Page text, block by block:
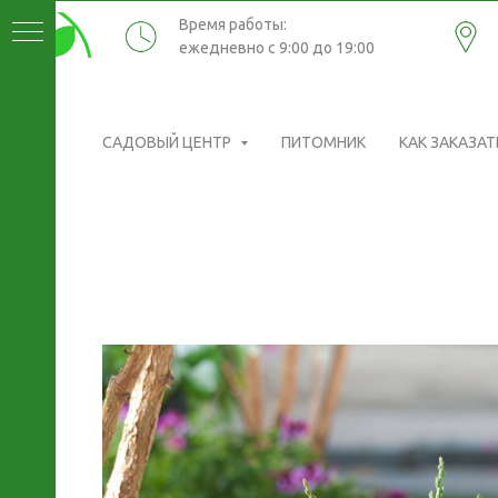
Время работы:
ежедневно с 9:00 до 19:00
САДОВЫЙ ЦЕНТР ПИТОМНИК КАК